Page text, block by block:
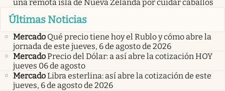
una remota isla de Nueva Zelanda por cuidar caballos
Últimas Noticias
Mercado Qué precio tiene hoy el Rublo y cómo abre la
jornada de este jueves, 6 de agosto de 2026
MercadoPrecio del Dólar: a así abre la cotización HOY
jueves 06 de agosto
MercadoLibra esterlina: así abre la cotización de este
jueves, 6 de agosto de 2026